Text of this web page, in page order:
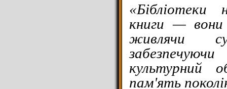
«Бібліотеки
книги —
живлячи
культурний
пам'ять